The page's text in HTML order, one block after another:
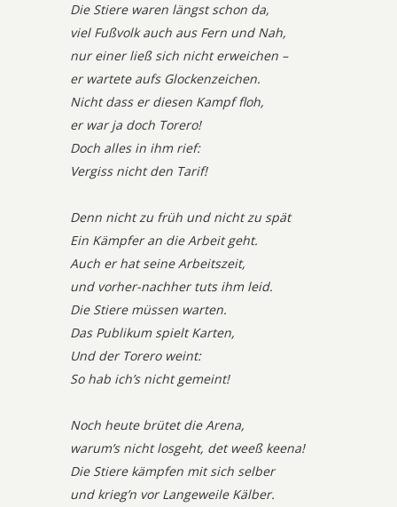
Die Stiere waren längst schon da,
viel Fußvolk auch aus Fern und Nah,
nur einer ließ sich nicht erweichen –
er wartete aufs Glockenzeichen.
Nicht dass er diesen Kampf floh,
er war ja doch Torero!
Doch alles in ihm rief:
Vergiss nicht den Tarif!
Denn nicht zu früh und nicht zu spät
Ein Kämpfer an die Arbeit geht.
Auch er hat seine Arbeitszeit,
und vorher-nachher tuts ihm leid.
Die Stiere müssen warten.
Das Publikum spielt Karten,
Und der Torero weint:
So hab ich’s nicht gemeint!
Noch heute brütet die Arena,
warum’s nicht losgeht, det weeß keena!
Die Stiere kämpfen mit sich selber
und krieg’n vor Langeweile Kälber.